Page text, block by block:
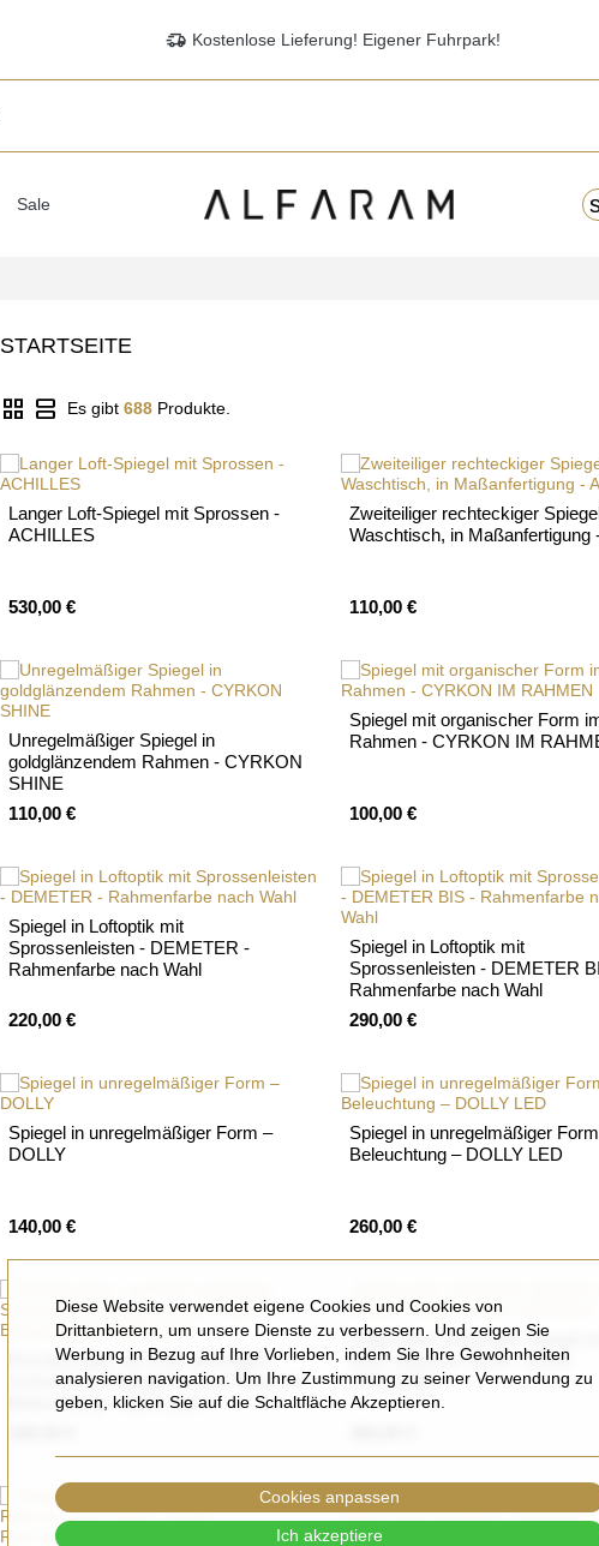
delivery_truck_speed Kostenlose Lieferung! Eigener Fuhrpark!
Sale
STARTSEITE
grid_view view_agenda Es gibt 688Produkte.
Langer Loft-Spiegel mit Sprossen -
ACHILLES
530,00 €
Zweiteiliger rechteckiger
Waschtisch, in Maßanfertigung
110,00 €
Unregelmäßiger Spiegel in
goldglänzendem Rahmen - CYRKON
SHINE
110,00 €
Spiegel mit organischer Form
Rahmen - CYRKON IM
100,00 €
Spiegel in Loftoptik mit
Sprossenleisten - DEMETER -
Rahmenfarbe nach Wahl
220,00 €
Spiegel in Loftoptik mit
Sprossenleisten - DEMETER
Rahmenfarbe nach Wahl
290,00 €
Spiegel in unregelmäßiger Form –
DOLLY
140,00 €
Spiegel in unregelmäßiger
Beleuchtung – DOLLY LED
260,00 €
Rechteckiger, auf Maß gefertigter
Schminktischspiegel in zwei Teilen mit
Beleuchtung - AGIS LED
Halbovales stehender Spiegel im
MDF-Rahmen SLIM - DOMI
STEHEND
Diese Website verwendet eigene Cookies und Cookies von
Drittanbietern, um unsere Dienste zu verbessern. Und zeigen Sie
Werbung in Bezug auf Ihre Vorlieben, indem Sie Ihre Gewohnheiten
analysieren navigation. Um Ihre Zustimmung zu seiner Verwendung zu
geben, klicken Sie auf die Schaltfläche Akzeptieren.
Cookies anpassen
Ich akzeptiere